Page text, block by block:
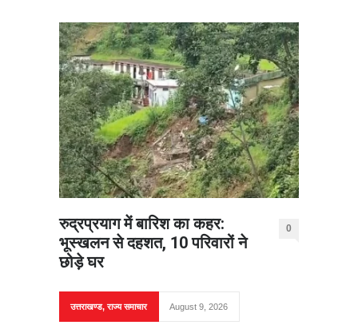
रुद्रप्रयाग में बारिश का कहर:
भूस्खलन से दहशत, 10 परिवारों ने
छोड़े घर
0
उत्तराखण्ड,राज्य समाचार August 9, 2026